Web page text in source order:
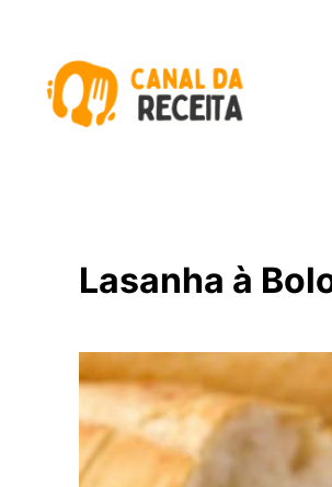
conteúdo
Lasanha à